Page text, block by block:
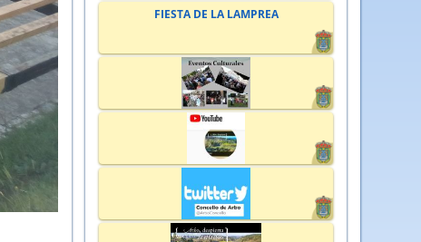
FIESTA DE LA LAMPREA